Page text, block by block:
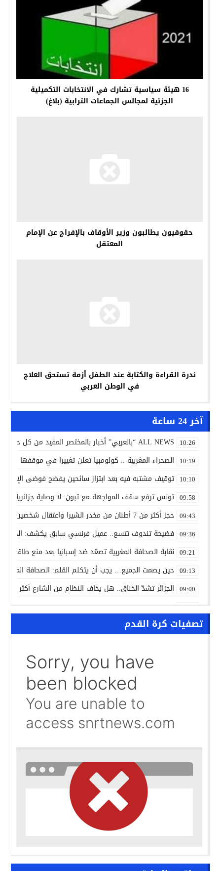
16 هيئة سياسية تشارك في الانتخابات التكميلية
الجزئية لمجالس الجماعات الترابية (بلاغ)
حقوقيون يطالبون وزير الأوقاف بالإفراج عن الإمام
المعتقل
ندرة القراءة والكتابة عند الطفل أزمة تستحق العلاج
في الوطن العربي
آخر 24 ساعة
10:26 ALL NEWS “بالعربي” أخبار بالمختصر المفيد من كل حدب وصوب
10:19 الصحراء المغربية .. كولومبيا تعلن تغييرا في موقفها
10:10 توقيف مشتبه فيه بعد ابتزاز سائحين يفضح فوضى
09:58 تونس ترفع سقف المواجهة مع تبون: لا وصاية جزائرية على
09:43 حجز أكثر من 7 أطنان من مخدر الشيرا واعتقال شخصين بمدخل إساكن بإقليم الحسيمة
09:36 فضيحة تندوف تتسع.. عميل فرنسي سابق يكشف: الجزائر
09:21 نقابة الصحافة المغربية تصعّد ضد إسبانيا بعد منع طاقم
09:13 حين يصمت الجميع… يجب أن يتكلم القلم: الصحافة
09:00 الجزائر تشدّ الخناق.. هل يخاف النظام من الشارع أكثر
10:42 ALL NEWS “بالعربي” أخبار بالمختصر المفيد من كل حدب وصوب
القنيطـــــرة تخلد الانتفاضة ضد المستعمر الفرنسي أيام 7 و8 و9 غشت 1954.
أوروبا تلوّح بالعقوبات والمغرب يرفض الابتزاز..
تفكيك شبكة تهريب مهاجرين بين الجزائر وسردينيا وفرنسا
تصفيات كرة القدم